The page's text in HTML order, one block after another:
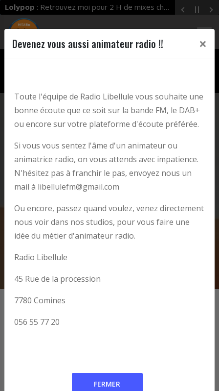
Lolypop : Retrouvez moi pour 2 H de mixes chaque mercredi dès 19 h 00 à 21 h 00 ! Enjoy !
Que faire à Comines - Warneton ?
17/06/2025 | posté par Libellule FM
Juste un clic ici pour découvrir le fascicule
Vivre à Comines .
Libellule FM
Devenez vous aussi animateur radio !! ×
Toute l'équipe de Radio Libellule vous souhaite une
bonne écoute que ce soit sur la bande FM, le DAB+
ou encore sur votre plateforme d'écoute préférée.
Si vous vous sentez l'âme d'un animateur ou
animatrice radio, on vous attends avec impatience.
N'hésitez pas à franchir le pas, envoyez nous un
mail à libellulefm@gmail.com
Ou encore, passez quand voulez, venez directement
nous voir dans nos studios, pour vous faire une
idée du métier d'animateur radio.
Radio Libellule
45 Rue de la procession
7780 Comines
056 55 77 20